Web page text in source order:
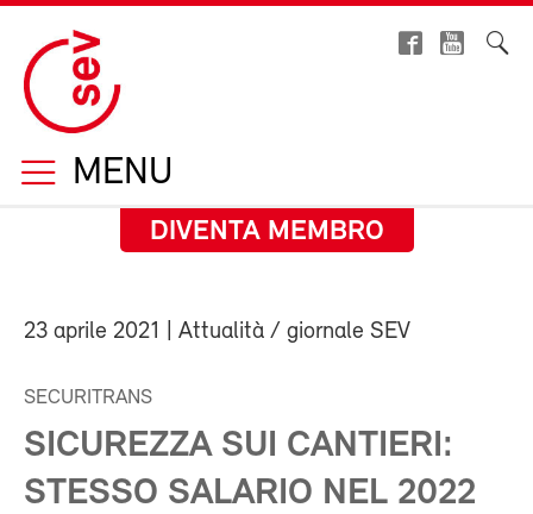
MENU
DIVENTA MEMBRO
23 aprile 2021 | Attualità / giornale SEV
SECURITRANS
SICUREZZA SUI CANTIERI:
STESSO SALARIO NEL 2022